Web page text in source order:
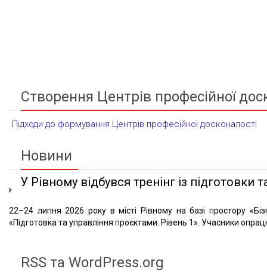
Створення Центрів професійної
Підходи до формування Центрів професійної досконалості
Новини
У Рівному відбувся тренінг із підготовки
22–24 липня 2026 року в місті Рівному на базі простору
«Підготовка та управління проєктами. Рівень 1». Учасники
RSS та WordPress.org